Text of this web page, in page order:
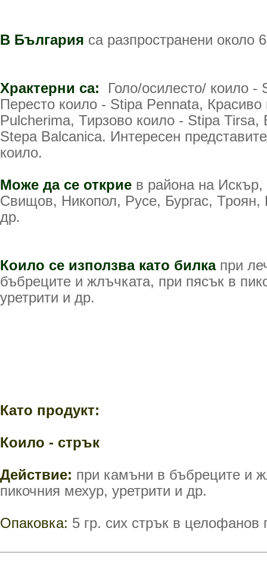
В България са разпространени около
Храктерни са: Голо/осилесто/ коило -
Пересто коило - Stipa Pennata, Красиво
Pulcherima, Тирзово коило - Stipa Tirsa,
Stepa Balcanica. Интересен
коило.
Може да се открие в района на
Свищов, Никопол, Русе, Бургас, Троян,
др.
Коило се използва като билкапри
бъбреците и жлъчката, при пясък в
уретрити и др.
Като продукт:
Коило - стрък
Действие: при камъни в бъбреците и
пикочния мехур, уретрити и др.
Опаковка: 5 гр. сих стрък в целофанов